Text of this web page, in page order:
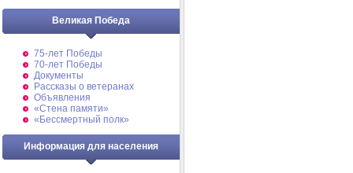
Великая Победа
75-лет Победы
70-лет Победы
Документы
Рассказы о ветеранах
Объявления
«Стена памяти»
«Бессмертный полк»
Информация для населения